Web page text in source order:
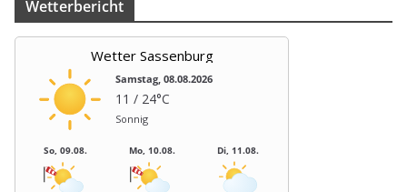
Wet­ter­be­richt
Wetter Sassenburg
Samstag, 08.08.2026
11 / 24°C
Sonnig
So, 09.08. Mo, 10.08. Di, 11.08.